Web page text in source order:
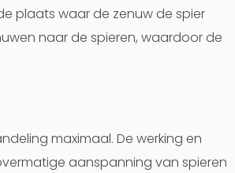
plaats waar de zenuw de spier
naar de spieren, waardoor de
maximaal. De werking en
aanspanning van spieren